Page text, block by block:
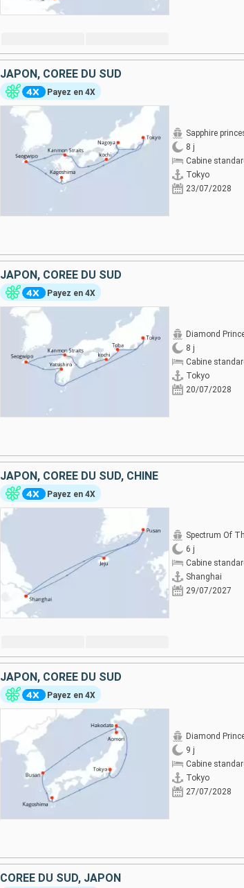
JAPON, CORÉE DU SUD
Payez en 4X
Sapphire
8 j
Cabine
Tokyo
23/07/2028
JAPON, CORÉE DU SUD
Payez en 4X
Diamond
8 j
Cabine
Tokyo
20/07/2028
JAPON, CORÉE DU SUD, CHINE
Payez en 4X
Spectrum Of
6 j
Cabine
Shanghai
29/07/2027
JAPON, CORÉE DU SUD
Payez en 4X
Diamond
9 j
Cabine
Tokyo
27/07/2028
CORÉE DU SUD, JAPON